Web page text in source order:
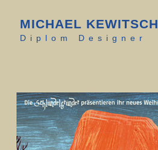
MICHAEL KEWITSCH
Diplom Designer